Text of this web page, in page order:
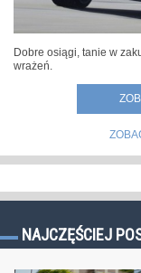
Dobre osiągi, tanie w
wrażeń.
NAJCZĘŚCIEJ